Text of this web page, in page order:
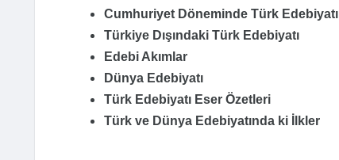
Cumhuriyet Döneminde Türk Edebiyatı
Türkiye Dışındaki Türk Edebiyatı
Edebi Akımlar
Dünya Edebiyatı
Türk Edebiyatı Eser Özetleri
Türk ve Dünya Edebiyatında ki İlkler